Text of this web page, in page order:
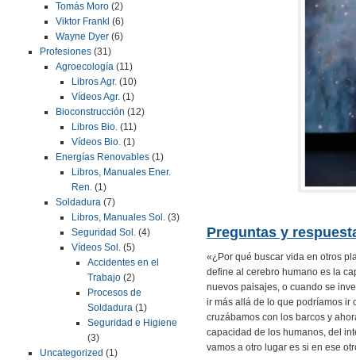
Tomás Moro (2)
Viktor Frankl (6)
Wayne Dyer (6)
Profesiones (31)
Agroecología (11)
Libros Agr. (10)
Vídeos Agr. (1)
Bioconstrucción (12)
Libros Bio. (11)
Vídeos Bio. (1)
Energías Renovables (1)
Libros, Manuales Ener.
Ren. (1)
Soldadura (7)
Libros, Manuales Sol. (3)
Seguridad Sol. (4)
Vídeos Sol. (5)
Accidentes en el
Trabajo (2)
Procesos de
Soldadura (1)
Seguridad e Higiene
(3)
Uncategorized (1)
Preguntas y
«¿Por qué buscar vida en otros
define al cerebro humano es la
nuevos paisajes, o cuando se
ir más allá de lo que podríamos ir
cruzábamos con los barcos y
capacidad de los humanos, del
vamos a otro lugar es si en ese